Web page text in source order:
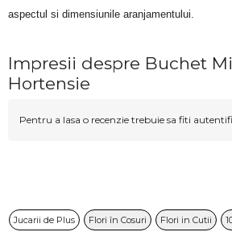
aspectul si dimensiunile aranjamentului.
Impresii despre Buchet
Hortensie
Pentru a lasa o recenzie trebuie sa fiti
Jucarii de Plus Flori în Cosuri Flori in Cutii